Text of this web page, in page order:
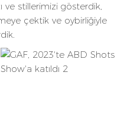
ve stillerimizi gösterdik,
çektik ve oybirliğiyle